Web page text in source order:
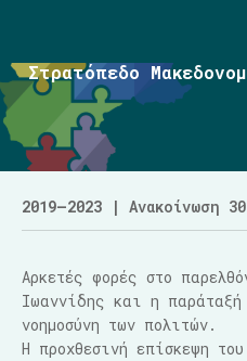
Στρατόπεδο
2019–2023 | Ανακοίνωση
Αρκετές φορές στο
Ιωαννίδης και η παράταξή
νοημοσύνη των πολιτών.
Η προχθεσινή επίσκεψη